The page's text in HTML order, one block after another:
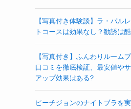
【写真付き体験談】ラ・パル
トコースは効果なし？勧誘は
【写真付き】ふんわりルーム
口コミを徹底検証、最安値や
アップ効果はある?
ピーチジョンのナイトブラを